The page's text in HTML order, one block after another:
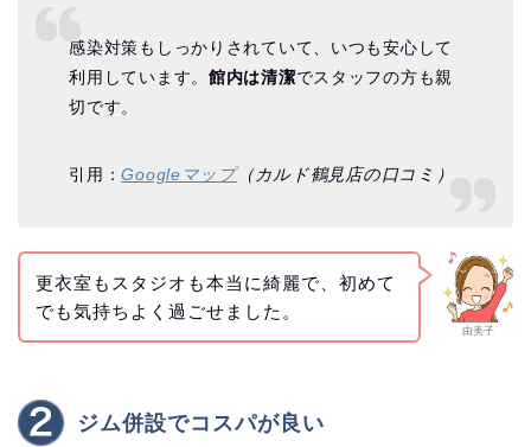
感染対策もしっかりされていて、いつも安心して
利用しています。 館内は清潔でスタッフの方も親
切です。
引用：Googleマップ（カルド鶴見店の口コミ）
由美子
更衣室もスタジオも本当に綺麗で、初めて
でも気持ちよく過ごせました。
ジム併設でコスパが良い